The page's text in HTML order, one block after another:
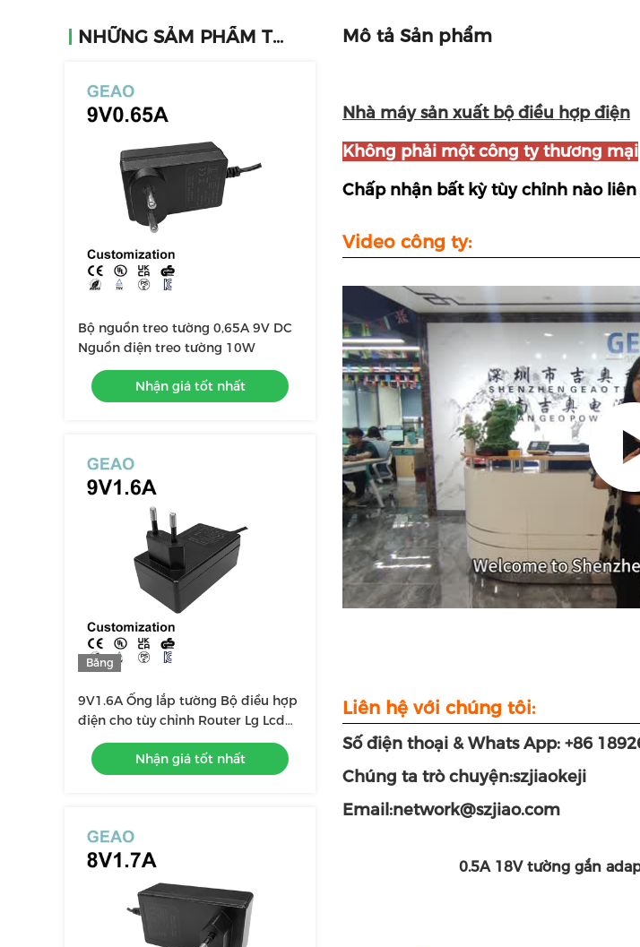
NHỮNG SẢM PHẨM TƯƠNG TỰ
Bộ nguồn treo tường 0,65A 9V DC
Nguồn điện treo tường 10W
Nhận giá tốt nhất
Băng
9V1.6A Ống lắp tường Bộ điều hợp
điện cho tùy chỉnh Router Lg Lcd
Monitor Inh bấm mã vạch Cây
Giáng sinhNhận giá tốt nhất
Mô tả Sản phẩm
Nhà máy sản xuất bộ điều hợp điện
Không phải một công ty thương mại
Chấp nhận bất kỳ tùy chỉnh nào
Video công ty:
Liên hệ với chúng tôi:
Số điện thoại & Whats App: +86
Chúng ta trò chuyện:szjiaokeji
Email:network@szjiao.com
0.5A 18V tường gắn